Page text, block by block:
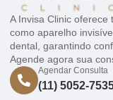
A Invisa Clinic oferece
como aparelho
dental, garantindo
Agende agora sua
Agendar Consulta
(11) 5052-